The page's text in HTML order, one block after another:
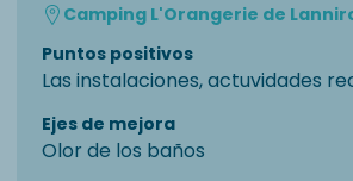
Camping L'Orangerie de
Puntos positivos
Las instalaciones, actuvidades
Ejes de mejora
Olor de los baños